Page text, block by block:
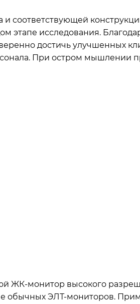
соответствующей
этапе исследования.
достичь улучшенных
При остром мышлении
ЖК-монитор высокого
обычных ЭЛТ-мониторов.